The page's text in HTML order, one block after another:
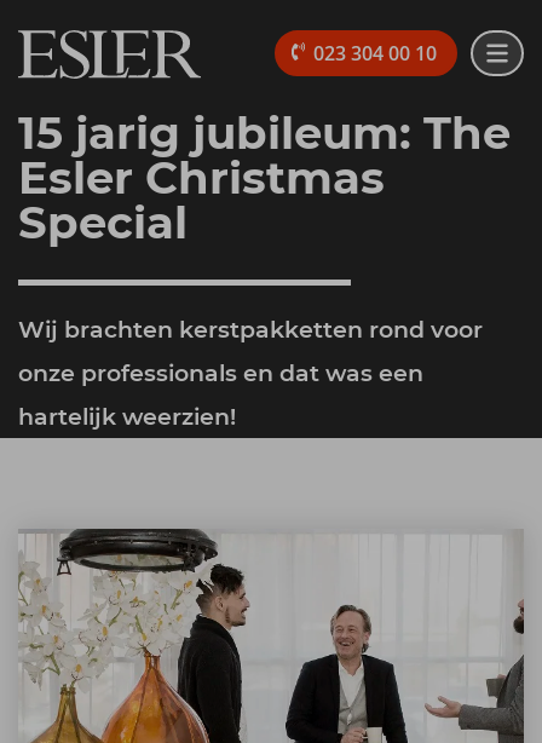
023 304 00 10
15 jarig jubileum: The
Esler Christmas
Special
Wij brachten kerstpakketten rond voor
onze professionals en dat was een
hartelijk weerzien!